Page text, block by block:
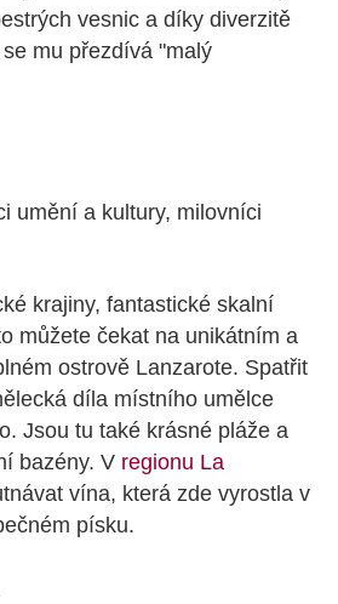
vesnic a díky diverzitě
mu přezdívá "malý
umění a kultury, milovníci
krajiny, fantastické skalní
můžete čekat na unikátním a
ostrově Lanzarote. Spatřit
díla místního umělce
Jsou tu také krásné pláže a
bazény. V regionu La
vína, která zde vyrostla v
písku.